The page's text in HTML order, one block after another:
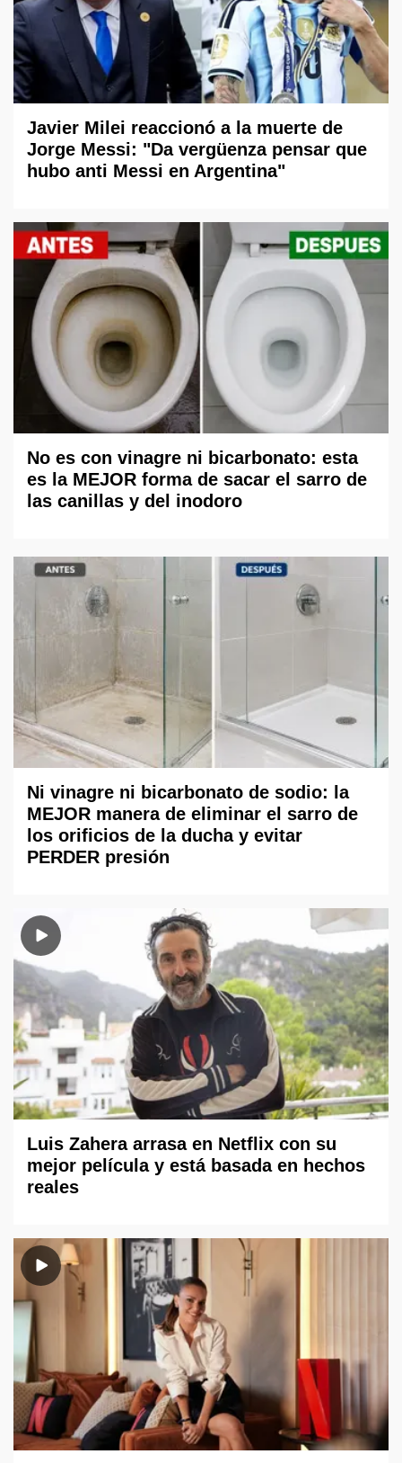
Javier Milei reaccionó a la muerte de
Jorge Messi: "Da vergüenza pensar que
hubo anti Messi en Argentina"
No es con vinagre ni bicarbonato: esta
es la MEJOR forma de sacar el sarro de
las canillas y del inodoro
Ni vinagre ni bicarbonato de sodio: la
MEJOR manera de eliminar el sarro de
los orificios de la ducha y evitar
PERDER presión
Luis Zahera arrasa en Netflix con su
mejor película y está basada en hechos
reales